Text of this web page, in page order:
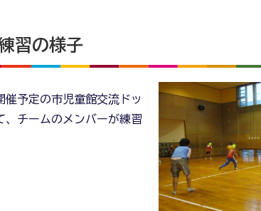
習の様子
催予定の市児童館交流ドッ
、チームのメンバーが練習